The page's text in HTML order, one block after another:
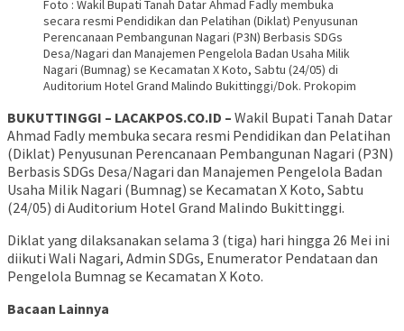
Foto : Wakil Bupati Tanah Datar Ahmad Fadly membuka
secara resmi Pendidikan dan Pelatihan (Diklat) Penyusunan
Perencanaan Pembangunan Nagari (P3N) Berbasis SDGs
Desa/Nagari dan Manajemen Pengelola Badan Usaha Milik
Nagari (Bumnag) se Kecamatan X Koto, Sabtu (24/05) di
Auditorium Hotel Grand Malindo Bukittinggi/Dok. Prokopim
BUKUTTINGGI – LACAKPOS.CO.ID – Wakil Bupati Tanah Datar
Ahmad Fadly membuka secara resmi Pendidikan dan Pelatihan
(Diklat) Penyusunan Perencanaan Pembangunan Nagari (P3N)
Berbasis SDGs Desa/Nagari dan Manajemen Pengelola Badan
Usaha Milik Nagari (Bumnag) se Kecamatan X Koto, Sabtu
(24/05) di Auditorium Hotel Grand Malindo Bukittinggi.
Diklat yang dilaksanakan selama 3 (tiga) hari hingga 26 Mei ini
diikuti Wali Nagari, Admin SDGs, Enumerator Pendataan dan
Pengelola Bumnag se Kecamatan X Koto.
Bacaan Lainnya